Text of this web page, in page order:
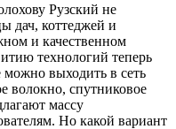
Рузский не
дач, коттеджей и
и качественном
технологий теперь
можно выходить в сеть
волокно, спутниковое
массу
Но какой вариант